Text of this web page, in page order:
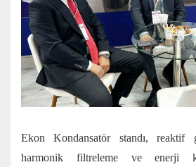
Ekon Kondansatör standı, reaktif
harmonik filtreleme ve enerji